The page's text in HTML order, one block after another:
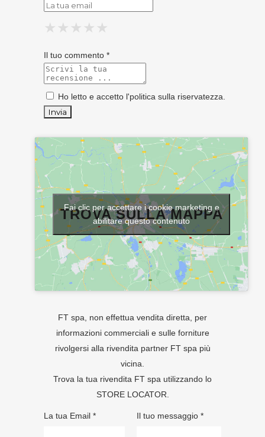
★
★ ★
★ ★ ★
★ ★ ★ ★
★ ★ ★ ★ ★
Il tuo commento *
Ho letto e accetto l'politica sulla riservatezza
TROVA SULLA MAPPA
Fai clic per accettare i cookie marketing e
abilitare questo contenuto
FT spa, non effettua vendita diretta, per
informazioni commerciali e sulle forniture
rivolgersi alla rivendita partner FT spa più
vicina.
Trova la tua rivendita FT spa utilizzando lo
STORE LOCATOR
La tua Email * Il tuo messaggio *